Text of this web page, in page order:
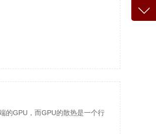
的GPU，而GPU的散热是一个行